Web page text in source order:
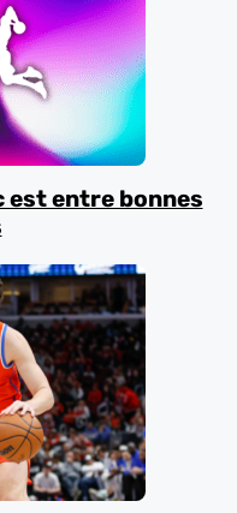
est entre bonnes